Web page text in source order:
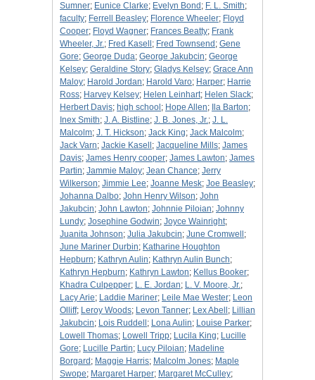
Sumner; Eunice Clarke; Evelyn Bond ; F. L. Smith;
faculty; Ferrell Beasley; Florence Wheeler; Floyd
Cooper; Floyd Wagner; Frances Beatty; Frank
Wheeler, Jr.; Fred Kasell ; Fred Townsend ; Gene
Gore; George Duda; George Jakubcin; George
Kelsey; Geraldine Story; Gladys Kelsey; Grace Ann
Maloy; Harold Jordan; Harold Varo; Harper; Harrie
Ross; Harvey Kelsey; Helen Leinhart; Helen Slack;
Herbert Davis; high school ; Hope Allen; Ila Barton;
Inex Smith; J. A. Bistline; J. B. Jones, Jr.; J. L.
Malcolm; J. T. Hickson; Jack King; Jack Malcolm;
Jack Varn; Jackie Kasell ; Jacqueline Mills; James
Davis; James Henry cooper; James Lawton; James
Partin; Jammie Maloy; Jean Chance; Jerry
Wilkerson; Jimmie Lee; Joanne Mesk; Joe Beasley;
Johanna Dalbo; John Henry Wilson; John
Jakubcin; John Lawton; Johnnie Piloian; Johnny
Lundy; Josephine Godwin; Joyce Wainright;
Juanita Johnson; Julia Jakubcin; June Cromwell ;
June Mariner Durbin; Katharine Houghton
Hepburn; Kathryn Aulin; Kathryn Aulin Bunch;
Kathryn Hepburn; Kathryn Lawton; Kellus Booker;
Khadra Culpepper; L. E. Jordan; L. V. Moore, Jr.;
Lacy Arie; Laddie Mariner; Leile Mae Wester; Leon
Olliff; Leroy Woods; Levon Tanner; Lex Abell ; Lillian
Jakubcin; Lois Ruddell ; Lona Aulin; Louise Parker;
Lowell Thomas; Lowell Tripp; Lucila King; Lucille
Gore; Lucille Partin; Lucy Piloian; Madeline
Borgard ; Maggie Harris; Malcolm Jones; Maple
Swope; Margaret Harper; Margaret McCulley;